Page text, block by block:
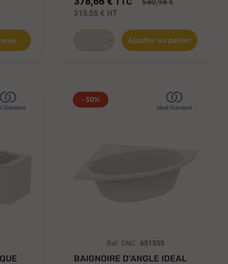
315,55 € HT
Ajouter au panier
-30%
Réf. DNC : 651555
BAIGNOIRE D'ANGLE IDEAL